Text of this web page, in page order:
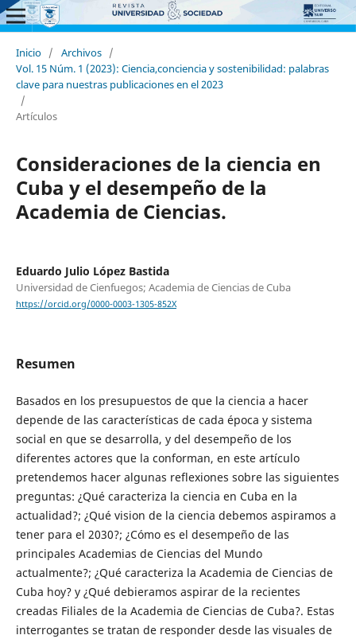
Inicio / Archivos /
Vol. 15 Núm. 1 (2023): Ciencia,conciencia y sostenibilidad: palabras
clave para nuestras publicaciones en el 2023
/
Artículos
Consideraciones de la ciencia en
Cuba y el desempeño de la
Academia de Ciencias.
Eduardo Julio López Bastida
Universidad de Cienfuegos; Academia de Ciencias de Cuba
https://orcid.org/0000-0003-1305-852X
Resumen
Basados en los presupuestos de que la ciencia a hacer
depende de las características de cada época y sistema
social en que se desarrolla, y del desempeño de los
diferentes actores que la conforman, en este artículo
pretendemos hacer algunas reflexiones sobre las siguientes
preguntas: ¿Qué caracteriza la ciencia en Cuba en la
actualidad?; ¿Qué vision de la ciencia debemos aspiramos a
tener para el 2030?; ¿Cómo es el desempeño de las
principales Academias de Ciencias del Mundo
actualmente?; ¿Qué caracteriza la Academia de Ciencias de
Cuba hoy? y ¿Qué debieramos aspirar de la recientes
creadas Filiales de la Academia de Ciencias de Cuba?. Estas
interrogantes se tratan de responder desde las visuales de